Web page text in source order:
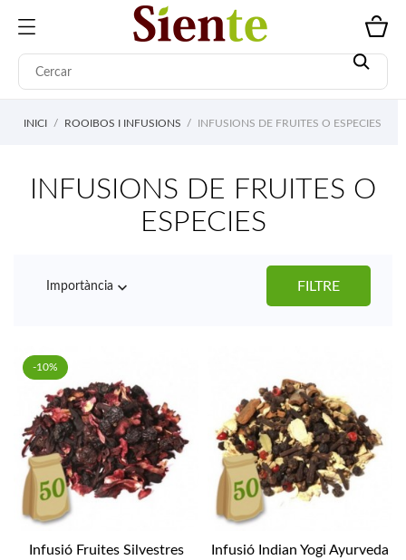
INICI ROOIBOS I INFUSIONS INFUSIONS DE FRUITES O ESPECIES
INFUSIONS DE FRUITES O
ESPECIES
Importància  FILTRE
Infusió Fruites Silvestres
-10%
Infusió Indian Yogi Ayurveda